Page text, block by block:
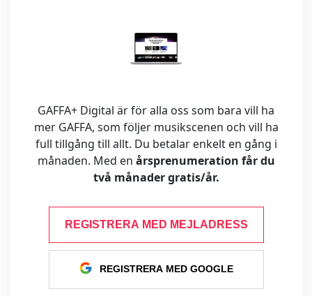
GAFFA+ Digital är för alla oss som bara vill ha
mer GAFFA, som följer musikscenen och vill ha
full tillgång till allt. Du betalar enkelt en gång i
månaden. Med en årsprenumeration får du
två månader gratis/år.
REGISTRERA MED MEJLADRESS
REGISTRERA MED GOOGLE